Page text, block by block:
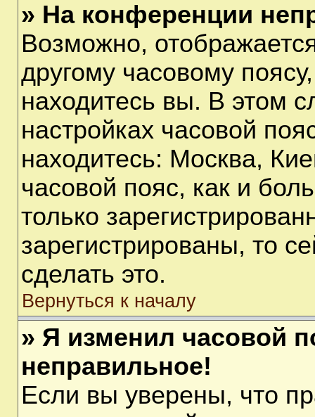
» На конференции
Возможно,
другому часовому
находитесь вы. В этом
настройках часовой
находитесь: Москва,
часовой пояс, как и
только
зарегистрированы, то
сделать это.
Вернуться к началу
» Я изменил часовой
неправильное!
Если вы уверены, что